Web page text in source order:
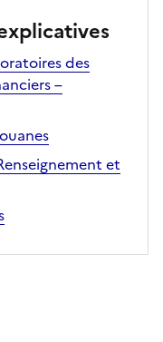
des
–
et